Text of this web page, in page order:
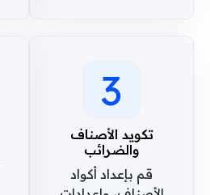
3
تكويد الأصناف
والضرائب
قم بإعداد أكواد